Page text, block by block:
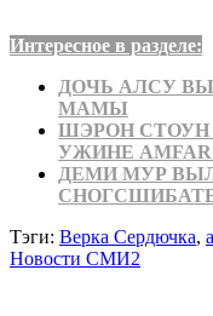
Интересное в разделе:
ДОЧЬ АЛСУ
МАМЫ
ШЭРОН СТОУН
УЖИНЕ
ДЕМИ МУР
Тэги: Верка Сердючка,
Новости СМИ2